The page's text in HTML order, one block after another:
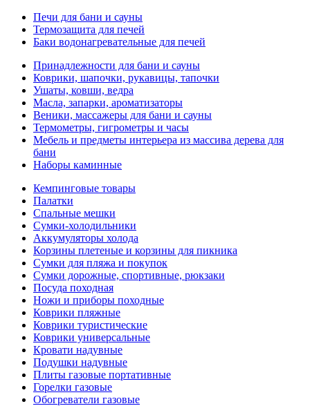
Печи для бани и сауны
Термозащита для печей
Баки водонагревательные для печей
Принадлежности для бани и сауны
Коврики, шапочки, рукавицы, тапочки
Ушаты, ковши, ведра
Масла, запарки, ароматизаторы
Веники, массажеры для бани и сауны
Термометры, гигрометры и часы
Мебель и предметы интерьера из массива дерева для
бани
Наборы каминные
Кемпинговые товары
Палатки
Спальные мешки
Сумки-холодильники
Аккумуляторы холода
Корзины плетеные и корзины для пикника
Сумки для пляжа и покупок
Сумки дорожные, спортивные, рюкзаки
Посуда походная
Ножи и приборы походные
Коврики пляжные
Коврики туристические
Коврики универсальные
Кровати надувные
Подушки надувные
Плиты газовые портативные
Горелки газовые
Обогреватели газовые